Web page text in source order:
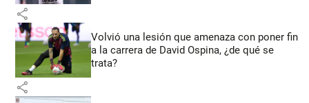
share
Volvió una lesión que amenaza con poner fin
a la carrera de David Ospina, ¿de qué se
trata?
share